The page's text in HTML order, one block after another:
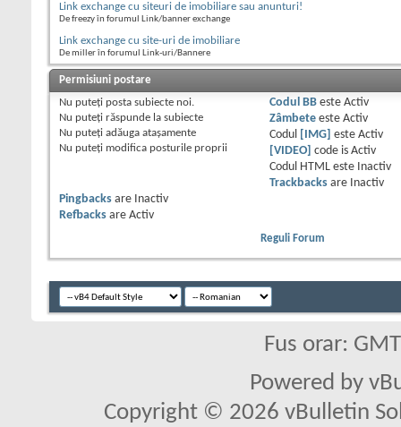
Link exchange cu siteuri de imobiliare sau anunturi!
De freezy în forumul Link/banner exchange
Link exchange cu site-uri de imobiliare
De miller în forumul Link-uri/Bannere
Permisiuni postare
Nu puteţi posta subiecte noi.
Nu puteţi răspunde la subiecte
Nu puteţi adăuga ataşamente
Nu puteţi modifica posturile proprii
Codul BBeste Activ
Zâmbeteeste Activ
Codul
[IMG] este Activ
[VIDEO]
code is Activ
Codul HTML este
Inactiv
Trackbacksare
Inactiv
Pingbacks are
Inactiv
Refbacks are Activ
Reguli Forum
Fus orar:
Powered by
Copyright © 2026 vBulletin